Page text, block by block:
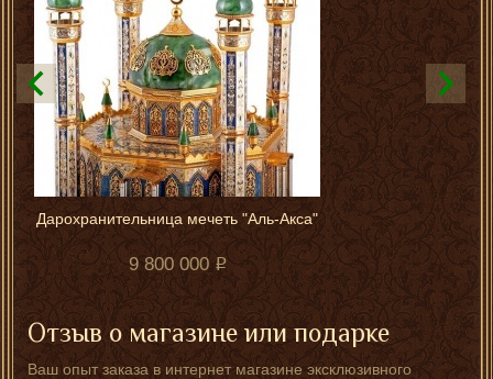
Дарохранительница мечеть "Аль-Акса"
9 800 000
Отзыв о магазине или подарке
Ваш опыт заказа в интернет магазине эксклюзивного